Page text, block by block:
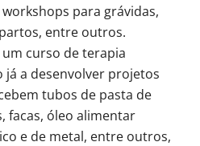
para grávidas,
entre outros.
curso de terapia
a desenvolver projetos
tubos de pasta de
facas, óleo alimentar
e de metal, entre outros,